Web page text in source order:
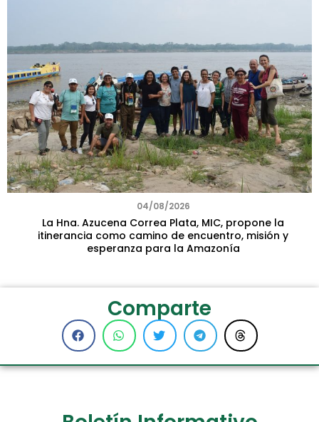
04/08/2026
La Hna. Azucena Correa Plata, MIC, propone la
itinerancia como camino de encuentro, misión y
esperanza para la Amazonía
Comparte